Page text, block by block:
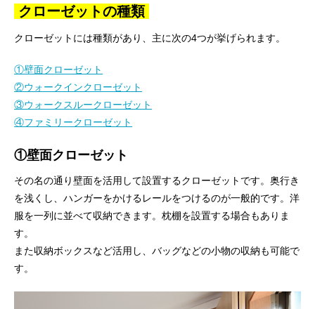
クローゼットの種類
クローゼットには種類があり、主に次の4つが挙げられます。
①壁面クローゼット
②ウォークインクローゼット
③ウォークスルークローゼット
④ファミリークローゼット
①壁面クローゼット
その名の通り壁面を活用して設置するクローゼットです。奥行き
を浅くし、ハンガーをかけるレールをつけるのが一般的です。洋
服を一列に並べて収納できます。枕棚を設置する場合もありま
す。
また収納ボックスなど活用し、バッグなどの小物の収納も可能で
す。